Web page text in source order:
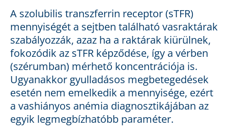
A szolubilis transzferrin receptor (sTFR)
mennyiségét a sejtben található vasraktárak
szabályozzák, azaz ha a raktárak kiürülnek,
fokozódik az sTFR képződése, így a vérben
(szérumban) mérhető koncentrációja is.
Ugyanakkor gyulladásos megbetegedések
esetén nem emelkedik a mennyisége, ezért
a vashiányos anémia diagnosztikájában az
egyik legmegbízhatóbb paraméter.